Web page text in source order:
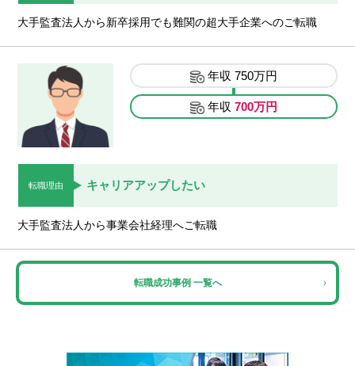
大手監査法人から新卒採用でも難関の超大手企業へのご転職
年収750万円
年収700万円
転職理由 キャリアアップしたい
大手監査法人から事業会社経理へご転職
転職成功事例 一覧へ ›